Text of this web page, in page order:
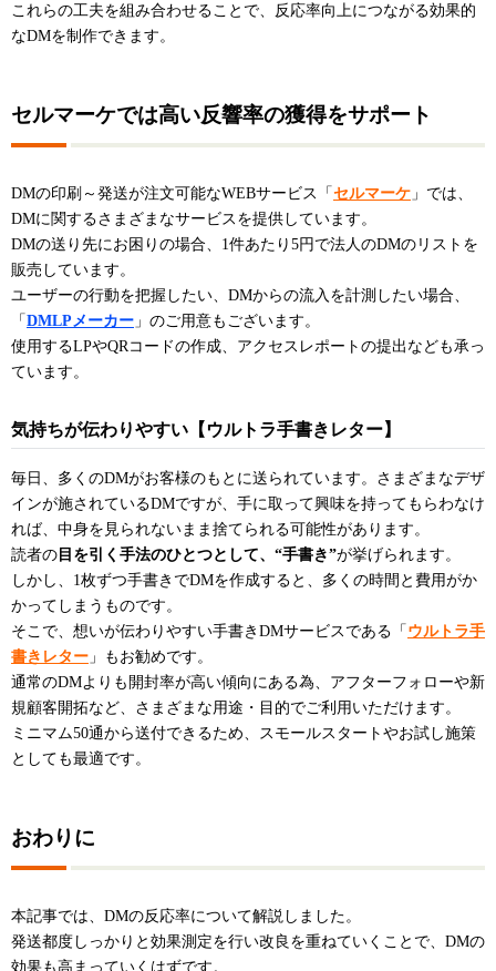
これらの工夫を組み合わせることで、反応率向上につながる効果的
なDMを制作できます。
セルマーケでは高い反響率の獲得をサポート
DMの印刷～発送が注文可能なWEBサービス「 セルマーケ 」では、
DMに関するさまざまなサービスを提供しています。
DMの送り先にお困りの場合、1件あたり5円で法人のDMのリストを
販売しています。
ユーザーの行動を把握したい、DMからの流入を計測したい場合、
「 DMLPメーカー 」のご用意もございます。
使用するLPやQRコードの作成、アクセスレポートの提出なども承っ
ています。
気持ちが伝わりやすい【ウルトラ手書きレター】
毎日、多くのDMがお客様のもとに送られています。さまざまなデザ
インが施されているDMですが、手に取って興味を持ってもらわなけ
れば、中身を見られないまま捨てられる可能性があります。
読者の 目を引く手法のひとつとして、“手書き”が挙げられます。
しかし、1枚ずつ手書きでDMを作成すると、多くの時間と費用がか
かってしまうものです。
そこで、想いが伝わりやすい手書きDMサービスである「 ウルトラ手
書きレター 」もお勧めです。
通常のDMよりも開封率が高い傾向にある為、アフターフォローや新
規顧客開拓など、さまざまな用途・目的でご利用いただけます。
ミニマム50通から送付できるため、スモールスタートやお試し施策
としても最適です。
おわりに
本記事では、DMの反応率について解説しました。
発送都度しっかりと効果測定を行い改良を重ねていくことで、DMの
効果も高まっていくはずです。